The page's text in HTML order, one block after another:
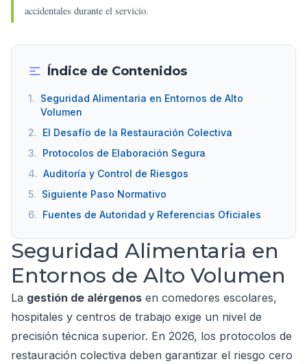
accidentales durante el servicio.
Índice de Contenidos
1. Seguridad Alimentaria en Entornos de Alto
Volumen
2. El Desafío de la Restauración Colectiva
3. Protocolos de Elaboración Segura
4. Auditoría y Control de Riesgos
5. Siguiente Paso Normativo
6. Fuentes de Autoridad y Referencias Oficiales
Seguridad Alimentaria en
Entornos de Alto Volumen
La gestión de alérgenos en comedores escolares,
hospitales y centros de trabajo exige un nivel de
precisión técnica superior. En 2026, los protocolos de
restauración colectiva deben garantizar el riesgo cero